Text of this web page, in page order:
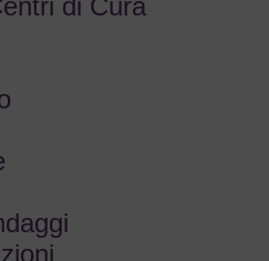
di Cura